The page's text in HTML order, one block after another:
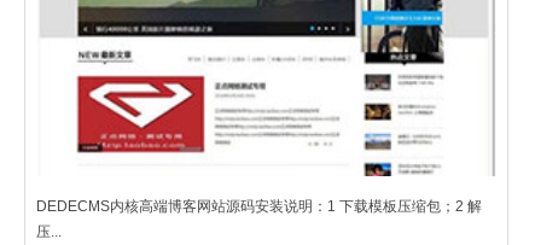
DEDECMS内核高端博客网站源码安装说明：1 下载模板压缩包；2 解
压...